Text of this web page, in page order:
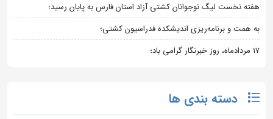
هفته نخست لیگ نوجوانان کشتی آزاد استان فارس به پایان رسید؛
به همت و برنامه‌ریزی اندیشکده فدراسیون کشتی؛
۱۷ مردادماه، روز خبرنگار گرامی باد؛
دسته بندی ها